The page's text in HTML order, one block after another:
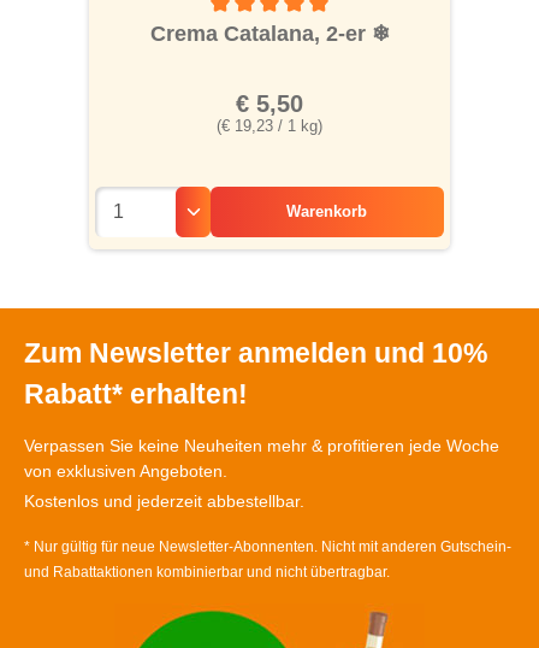
Durchschnittliche Bewertung von 5 von 5
Crema Catalana, 2-er ❄
(€ 19,23 / 1 kg)
€ 5,50
Warenkorb
Zum Newsletter anmelden und 10%
Rabatt* erhalten!
Verpassen Sie keine Neuheiten mehr & profitieren jede Woche
von exklusiven Angeboten.
Kostenlos und jederzeit abbestellbar.
* Nur gültig für neue Newsletter-Abonnenten. Nicht mit anderen Gutschein-
und Rabattaktionen kombinierbar und nicht übertragbar.